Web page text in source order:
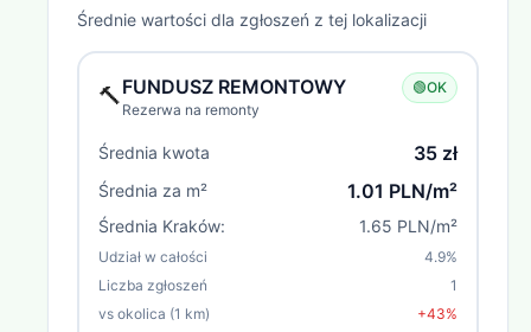
Średnie wartości dla zgłoszeń z tej lokalizacji
🔨FUNDUSZ REMONTOWY
Rezerwa na remonty
🟢OK
Średnia kwota 35 zł
Średnia za m² 1.01 PLN/m²
Średnia Kraków: 1.65 PLN/m²
Udział w całości 4.9%
Liczba zgłoszeń
1
vs okolica (1 km)
+43%